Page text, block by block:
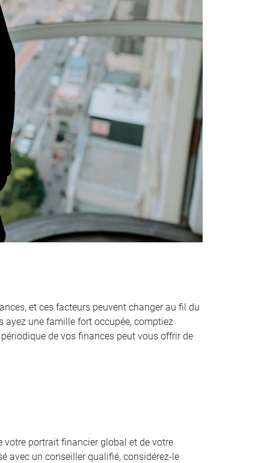
et ces facteurs peuvent changer au fil du
ayez une famille fort occupée, comptiez
périodique de vos finances peut vous offrir de
votre portrait financier global et de votre
avec un conseiller qualifié, considérez-le